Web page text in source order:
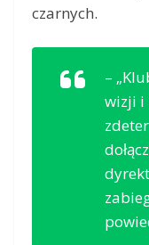
czarnych.
–
wizji i